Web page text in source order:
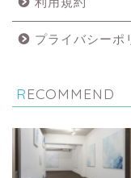
プライバシーポ
RECOMMEND